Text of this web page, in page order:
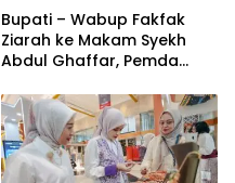
Bupati – Wabup Fakfak
Ziarah ke Makam Syekh
Abdul Ghaffar, Pemda
Peringatan 666 Tahun
Islam Masuk Tanah Papua